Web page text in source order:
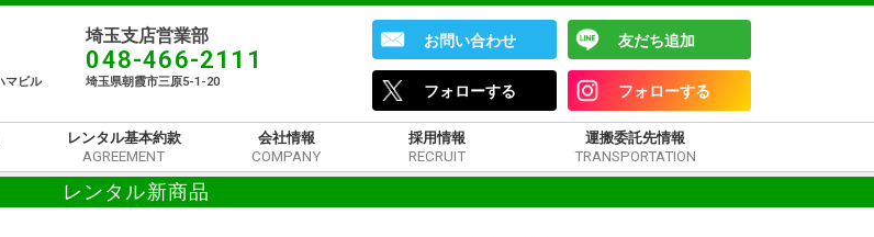
マビル​
埼玉支店営業部
048-466-2111
埼玉県朝霞市三原5-1-20
お問い合わせ 友だち追加
フォローする フォローする
レンタル基本約款
AGREEMENT
会社情報
COMPANY
採用情報
RECRUIT
運搬委託先情報
TRANSPORTATION
レンタル新商品